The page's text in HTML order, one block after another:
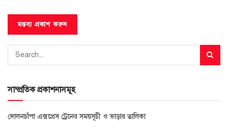
সাম্প্রতিক প্রকাশনাসমূহ
দোলনচাঁপা এক্সপ্রেস ট্রেনের সময়সূচী ও ভাড়ার তালিকা